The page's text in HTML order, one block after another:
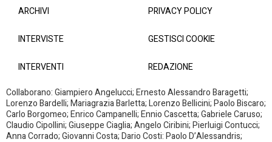
ARCHIVI
INTERVISTE
INTERVENTI
PRIVACY POLICY
GESTISCI COOKIE
REDAZIONE
Collaborano: Giampiero Angelucci; Ernesto Alessandro Baragetti;
Lorenzo Bardelli; Mariagrazia Barletta; Lorenzo Bellicini; Paolo Biscaro;
Carlo Borgomeo; Enrico Campanelli; Ennio Cascetta; Gabriele Caruso;
Claudio Cipollini; Giuseppe Ciaglia; Angelo Ciribini; Pierluigi Contucci;
Anna Corrado; Giovanni Costa; Dario Costi: Paolo D’Alessandris;